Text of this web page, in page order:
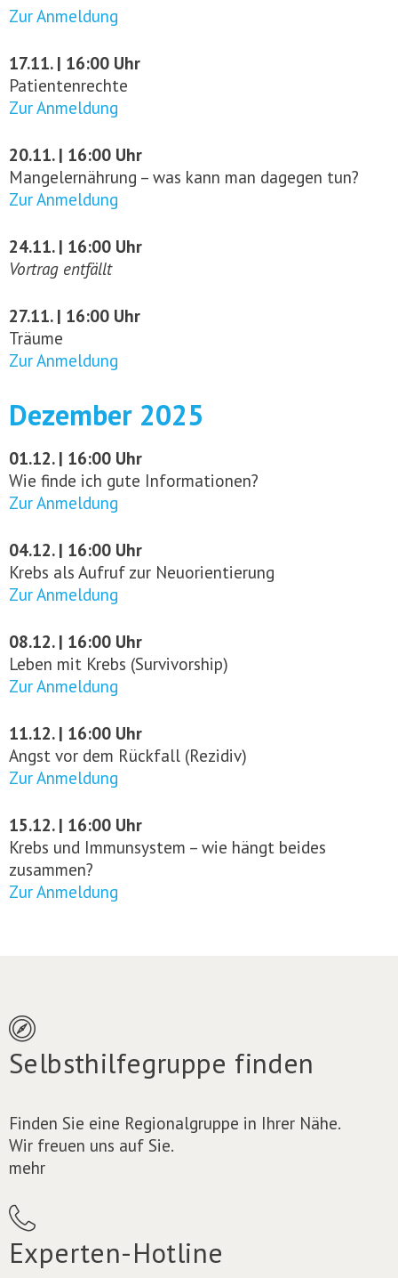
Zur Anmeldung
17.11. | 16:00 Uhr
Patientenrechte
Zur Anmeldung
20.11. | 16:00 Uhr
Mangelernährung – was kann man dagegen tun?
Zur Anmeldung
24.11. | 16:00 Uhr
Vortrag entfällt
27.11. | 16:00 Uhr
Träume
Zur Anmeldung
Dezember 2025
01.12. | 16:00 Uhr
Wie finde ich gute Informationen?
Zur Anmeldung
04.12. | 16:00 Uhr
Krebs als Aufruf zur Neuorientierung
Zur Anmeldung
08.12. | 16:00 Uhr
Leben mit Krebs (Survivorship)
Zur Anmeldung
11.12. | 16:00 Uhr
Angst vor dem Rückfall (Rezidiv)
Zur Anmeldung
15.12. | 16:00 Uhr
Krebs und Immunsystem – wie hängt beides
zusammen?
Zur Anmeldung
Selbsthilfegruppe finden
Finden Sie eine Regionalgruppe in Ihrer Nähe.
Wir freuen uns auf Sie.
mehr
Experten-Hotline